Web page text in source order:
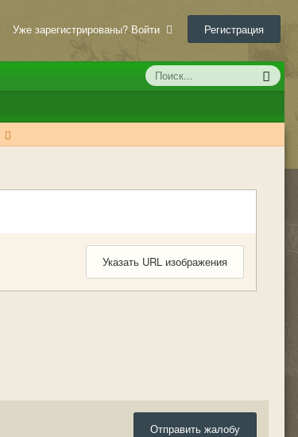
Уже зарегистрированы? Войти Регистрация
Указать URL изображения
Отправить жалобу